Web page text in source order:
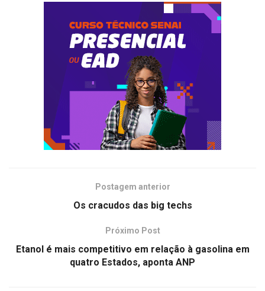
Postagem anterior
Os cracudos das big techs
Próximo Post
Etanol é mais competitivo em relação à gasolina em
quatro Estados, aponta ANP